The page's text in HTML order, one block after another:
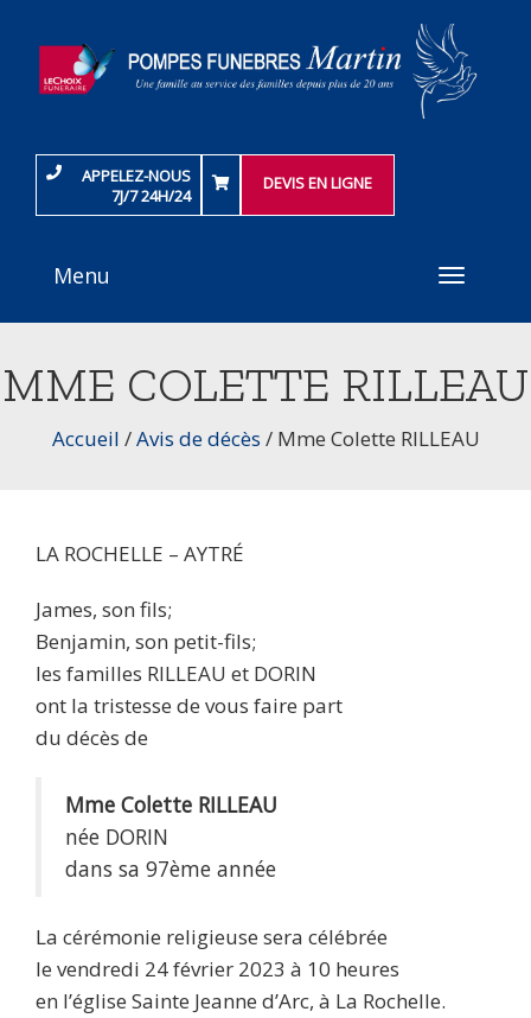
APPELEZ-NOUS
7J/7 24H/24
DEVIS EN LIGNE
Toggle
Menu
MME COLETTE RILLEAU
Accueil /Avis de décès / Mme Colette RILLEAU
LA ROCHELLE – AYTRÉ
James, son fils;
Benjamin, son petit-fils;
les familles RILLEAU et DORIN
ont la tristesse de vous faire part
du décès de
Mme Colette RILLEAU
née DORIN
dans sa 97ème année
La cérémonie religieuse sera célébrée
le vendredi 24 février 2023 à 10 heures
en l’église Sainte Jeanne d’Arc, à La Rochelle.